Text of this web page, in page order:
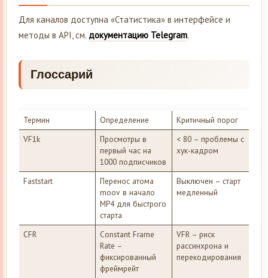
Для каналов доступна «Статистика» в интерфейсе и
методы в API, см. документацию Telegram.
Глоссарий
Термин Определение
Критичный порог
VF1k
Просмотры в
первый час на
1000 подписчиков
< 80 – проблемы с
хук-кадром
Faststart
Перенос атома
moov в начало
MP4 для быстрого
старта
Выключен – старт
медленный
CFR
Constant Frame
Rate –
фиксированный
фреймрейт
VFR – риск
рассинхрона и
перекодирования